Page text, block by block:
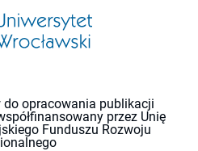
do opracowania publikacji
przez Unię
Funduszu Rozwoju